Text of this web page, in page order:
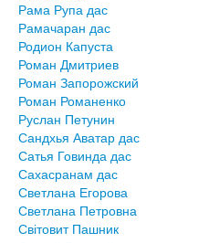
Рама Рупа дас
Рамачаран дас
Родион Капуста
Роман Дмитриев
Роман Запорожский
Роман Романенко
Руслан Петунин
Сандхья Аватар дас
Сатья Говинда дас
Сахасранам дас
Светлана Егорова
Светлана Петровна
Світовит Пашник